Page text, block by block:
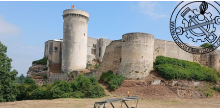
Véhicules Militaires .com
Bienvenue sur LE forum des passionnés de Véhicules Militaires de toutes nationalités et de
toutes époques. De nombreuses rubriques sont à votre disposition pour vous venir en aide,
ou simplement partager vos activités.